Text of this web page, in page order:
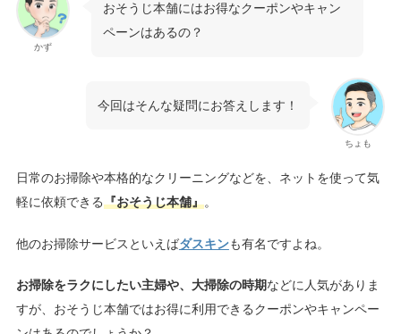
かず
おそうじ本舗にはお得なクーポンやキャン
ペーンはあるの？
ちょも
今回はそんな疑問にお答えします！
日常のお掃除や本格的なクリーニングなどを、ネットを使って気
軽に依頼できる『おそうじ本舗』。
他のお掃除サービスといえばダスキンも有名ですよね。
お掃除をラクにしたい主婦や、大掃除の時期などに人気がありま
すが、おそうじ本舗ではお得に利用できるクーポンやキャンペー